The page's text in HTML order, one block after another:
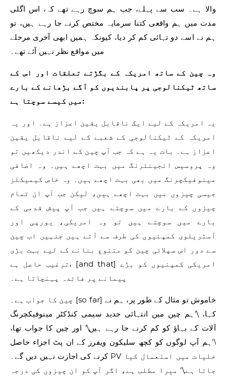
والا ہے۔ سب سے پہلے، جب ہم سوچ رہے تھے کہ، اس اگلی
مدت میں ہم واقعی کتنا سرمایہ مختص کرنے جا رہے ہیں، تو
ہم نے اسے دو تہائی کم کر دیا، کیونکہ ہمیں ابھی آخری مرحلے
میں مواقع نظر نہیں آئے تھے۔
وہ چین کے ساتھ امریکہ کے بگڑتے تعلقات اور اس کے
ساتھ ٹیکنالوجی پر پابندیوں کو آگے بڑھانے کے بارے
میں کیسے سوچتا ہے:
یہ امریکہ کے لیے ایک ناقابل یقین اعزاز ہے۔ اور یہ
امریکہ کے ٹیکنالوجی کے شعبے کے لیے ناقابل یقین
اعزاز ہے۔ بات یہ ہے کہ جب آپ چین کے اندر دیکھیں تو
وہ پروسیس انجینئرنگ میں بہت اچھے ہیں۔ وہ اضافی
مینوفیکچرنگ میں بھی بہت اچھے ہیں۔ وہ خاص کیمیکلز
جیسی چیزوں میں بہت اچھے ہیں، لیکن جب آپ ان تمام
چیزوں کے بارے میں سوچتے ہیں جب آپ پیش قدمی کے
بارے میں سوچتے ہیں تو وہ امریکی، یورپی اور
آسٹریلوی کمپنیوں کی طرف سے آتے ہیں جنہیں اب چین
سے دور اس سپلائی چین کو متنوع بنانے کے لیے بہت بڑی
ترغیب حاصل ہے، [and that] امریکی کمپنیوں کو بڑے
پیمانے پر فائدہ پہنچاتا ہے۔
چین کا جواب ہے۔ [so far] خاموش تو مثال کے طور پر، ہم نے
کہا، \’ہم چین میں انتہائی جدید سیمی کنڈکٹر مینوفیکچرنگ
آلات کے بہاؤ کو کم کرنے جا رہے ہیں\’ اور چین کا جواب تھا،
\’ہم آپ لوگوں کو کچھ سلیکون ویفرز کے ان پٹ اجزاء حاصل
کرنے کی اجازت نہیں دیں گے۔ PV خلیات میں استعمال کیا
جاتا ہے.\’ میرا مطلب ہے، اگر آپ کو ان چیزوں کی درجہ